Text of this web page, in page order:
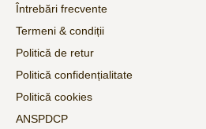
Întrebări frecvente
Termeni & condiții
Politică de retur
Politică confidențialitate
Politică cookies
ANSPDCP